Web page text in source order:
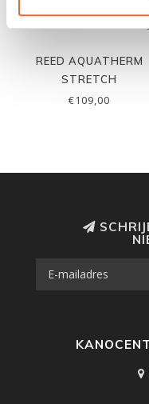
REED AQUATHERM
STRETCH
€109,00